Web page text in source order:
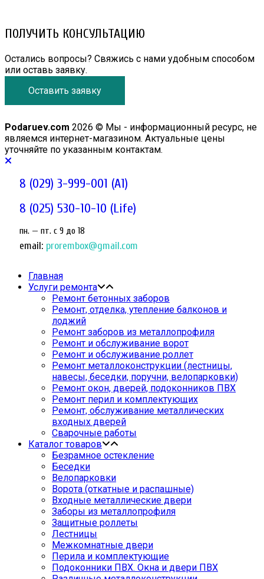
ПОЛУЧИТЬ КОНСУЛЬТАЦИЮ
Остались вопросы? Свяжись с нами удобным способом
или оставь заявку.
Оставить заявку
Podaruev.com 2026 © Мы - информационный ресурс, не
являемся интернет-магазином. Актуальные цены
уточняйте по указанным контактам.
8 (029) 3-999-001 (A1)
8 (025) 530-10-10 (Life)
пн. — пт. c 9 до 18
email: prorembox@gmail.com
Главная
Услуги ремонта
Ремонт бетонных заборов
Ремонт, отделка, утепление балконов и
лоджий
Ремонт заборов из металлопрофиля
Ремонт и обслуживание ворот
Ремонт и обслуживание роллет
Ремонт металлоконструкции (лестницы,
навесы, беседки, поручни, велопарковки)
Ремонт окон, дверей, подоконников ПВХ
Ремонт перил и комплектующих
Ремонт, обслуживание металлических
входных дверей
Сварочные работы
Каталог товаров
Безрамное остекление
Беседки
Велопарковки
Ворота (откатные и распашные)
Входные металлические двери
Заборы из металлопрофиля
Защитные роллеты
Лестницы
Межкомнатные двери
Перила и комплектующие
Подоконники ПВХ. Окна и двери ПВХ